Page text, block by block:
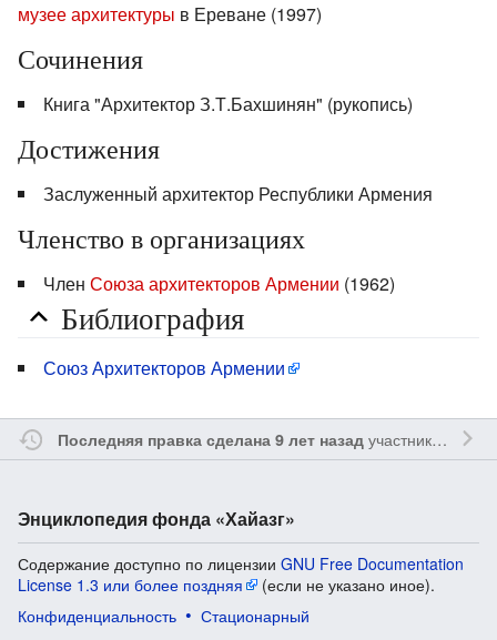
музее архитектуры в Ереване (1997)
Сочинения
Книга "Архитектор З.Т.Бахшинян" (рукопись)
Достижения
Заслуженный архитектор Республики Армения
Членство в организациях
Член Союза архитекторов Армении (1962)
Библиография
Союз Архитекторов Армении
Последняя правка сделана 9 лет назадучастником
Энциклопедия фонда «Хайазг»
Содержание доступно по лицензии GNU Free Documentation
License 1.3 или более поздняя
(если не указано иное).
Конфиденциальность
Стационарный